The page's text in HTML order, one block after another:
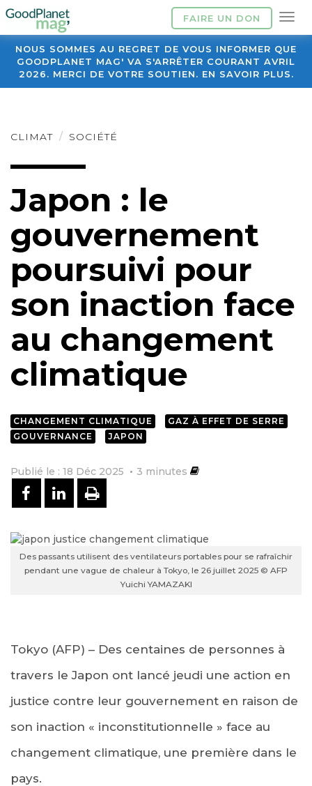
FAIRE UN DON
NOUS SOMMES AU REGRET DE VOUS INFORMER QUE
GOODPLANET MAG' VA S'ARRÊTER COURANT AVRIL
2026. MERCI DE VOTRE SOUTIEN. EN SAVOIR PLUS.
CLIMAT SOCIÉTÉ
Japon : le
gouvernement
poursuivi pour
son inaction face
au changement
climatique
CHANGEMENT CLIMATIQUE
GAZ À EFFET DE SERRE
GOUVERNANCE
JAPON
Publié le : 18 Déc 2025 3 minutes
PARTAGER SUR FACEBOOK
PARTAGER SUR LINKEDIN
IMPRIMER
Des passants utilisent des ventilateurs portables pour se rafraîchir
pendant une vague de chaleur à Tokyo, le 26 juillet 2025 © AFP
Yuichi YAMAZAKI
Tokyo (AFP) – Des centaines de personnes à
travers le Japon ont lancé jeudi une action en
justice contre leur gouvernement en raison de
son inaction « inconstitutionnelle » face au
changement climatique, une première dans le
pays.